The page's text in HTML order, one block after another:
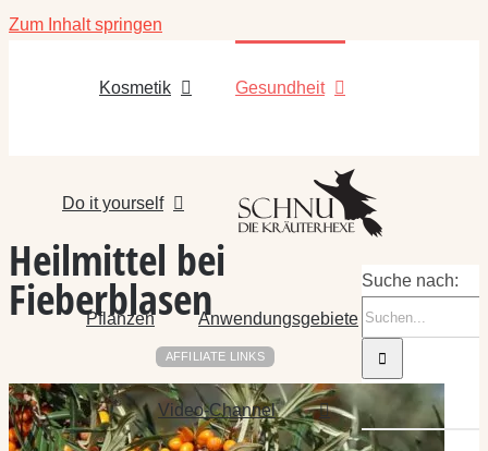
Zum Inhalt springen
Kosmetik Gesundheit
Do it yourself
Pflanzen Anwendungsgebiete
Video-Channel
Heilmittel bei
Fieberblasen
AFFILIATE LINKS
Suche nach: